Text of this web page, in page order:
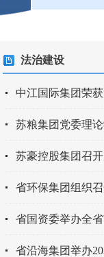
法治建设
中江国际集团荣
苏粮集团党委理
苏豪控股集团召
省环保集团组织
省国资委举办全
省沿海集团举办